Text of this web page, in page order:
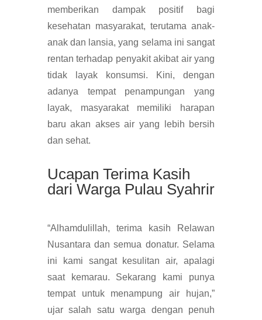
memberikan dampak positif bagi
kesehatan masyarakat, terutama anak-
anak dan lansia, yang selama ini sangat
rentan terhadap penyakit akibat air yang
tidak layak konsumsi. Kini, dengan
adanya tempat penampungan yang
layak, masyarakat memiliki harapan
baru akan akses air yang lebih bersih
dan sehat.
Ucapan Terima Kasih
dari Warga Pulau Syahrir
“Alhamdulillah, terima kasih Relawan
Nusantara dan semua donatur. Selama
ini kami sangat kesulitan air, apalagi
saat kemarau. Sekarang kami punya
tempat untuk menampung air hujan,”
ujar salah satu warga dengan penuh